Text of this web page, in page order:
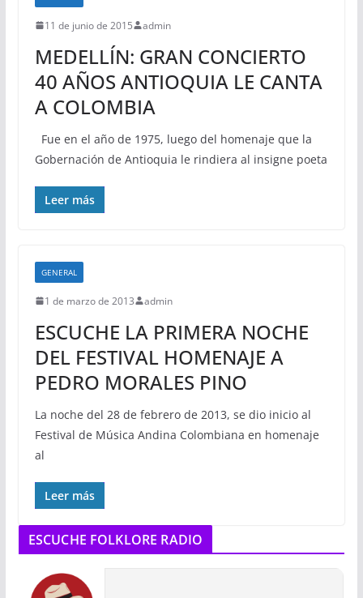
11 de junio de 2015 admin
MEDELLÍN: GRAN CONCIERTO
40 AÑOS ANTIOQUIA LE CANTA
A COLOMBIA
Fue en el año de 1975, luego del homenaje que la
Gobernación de Antioquia le rindiera al insigne poeta
Leer más
GENERAL
1 de marzo de 2013 admin
ESCUCHE LA PRIMERA NOCHE
DEL FESTIVAL HOMENAJE A
PEDRO MORALES PINO
La noche del 28 de febrero de 2013, se dio inicio al
Festival de Música Andina Colombiana en homenaje
al
Leer más
ESCUCHE FOLKLORE RADIO